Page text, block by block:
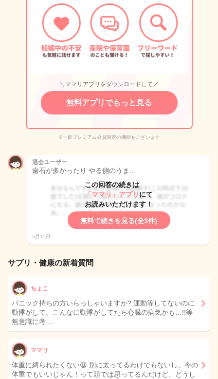
＼ママリアプリをダウンロードして／
無料アプリでもっと見る
※一部プレミアム会員限定の機能もございます
退会ユーザー
歯石が多かったり やる側のうま…
この回答の続きは
「ママリ」アプリ にて
お読みいただけます！
無料で続きを見る(全3件)
5月15日
サプリ・健康の新着質問
ちょこ
パニック持ちの方いらっしゃいますか? 運動等してないのに
動悸がして、こんなに動悸がしてたら心臓の病気かも…!!等
無意識に考…
ママリ
体重に縛られたくない😩 別に太ってるわけでもないし、今の
体重でもいいじゃん！って頭では思ってるんだけど、どうし